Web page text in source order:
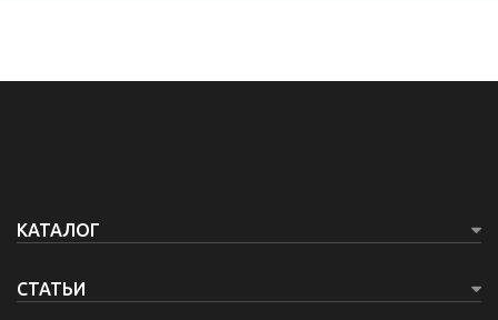
КАТАЛОГ
СТАТЬИ